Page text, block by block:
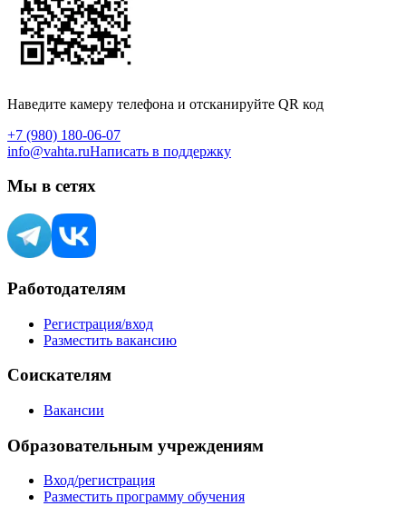
Наведите камеру телефона и отсканируйте QR код
+7 (980) 180-06-07
info@vahta.ruНаписать в поддержку
Мы в сетях
Работодателям
Регистрация/вход
Разместить вакансию
Соискателям
Вакансии
Образовательным учреждениям
Вход/регистрация
Разместить программу обучения